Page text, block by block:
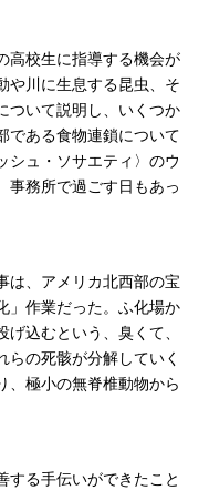
高校生に指導する機会が
や川に生息する昆虫、そ
ついて説明し、いくつか
である食物連鎖について
シュ・ソサエティ〉のウ
事務所で過ごす日もあっ
は、アメリカ北西部の宝
」作業だった。ふ化場か
込むという、臭くて、
の死骸が分解していく
、極小の無脊椎動物から
する手伝いができたこと